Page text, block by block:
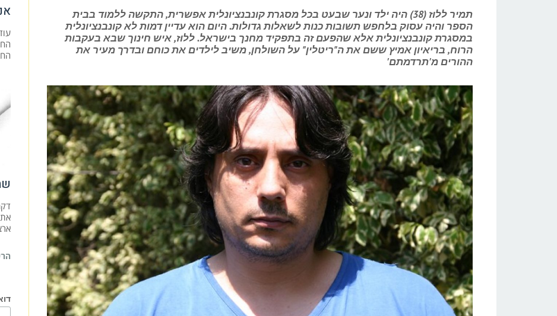
תמיר ללוז (38) היה ילד ונער שבעט בכל מסגרת קונבנציונלית אפשרית, התקשה ללמוד בבית
הספר והיה עסוק בלחפש תשובות כנות לשאלות גדולות. היום הוא עדיין דמות לא קונבנציונלית
במסגרת קונבנציונלית אלא שהפעם זה בתפקיד מחנך בישראל. ללוז, איש חינוך שבא בעקבות
הרוח, בריאיון אמיץ ששם את ה"ריטלין" על השולחן, משיב לילדים את כוחם ובדרך מעיר את
ההורים מ'תרדמתם'